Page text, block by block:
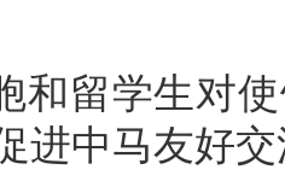
和留学生对
进中马友好